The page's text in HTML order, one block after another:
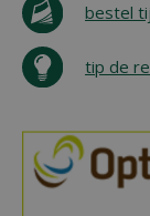
bestel
tip de